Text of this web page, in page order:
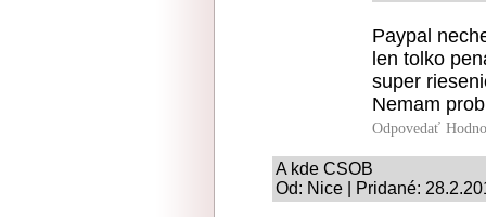
Paypal
len tolko
super
Nemam
Odpovedať
A kde CSOB
Od: Nice | Pridané: